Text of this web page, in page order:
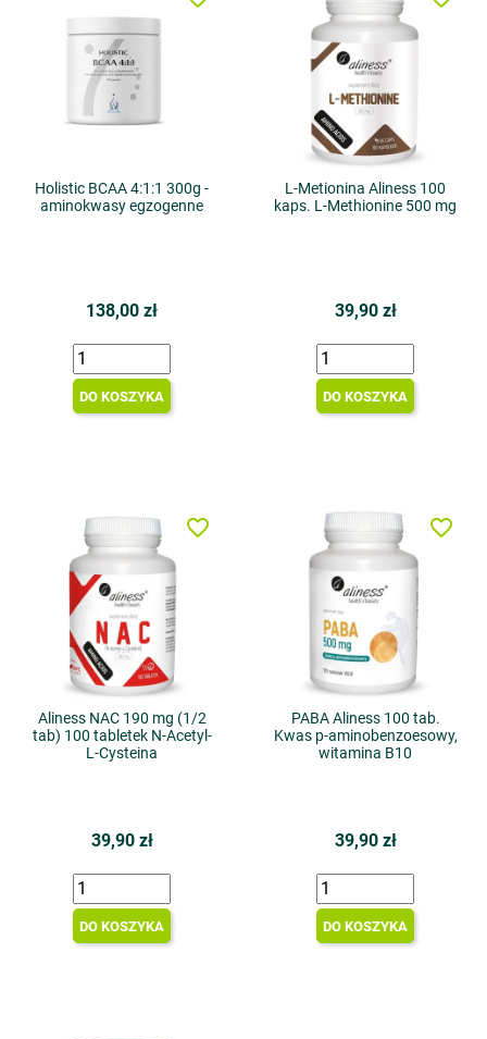
Holistic BCAA 4:1:1 300g -
aminokwasy egzogenne
138,00 zł
DO KOSZYKA
L-Metionina Aliness 100
kaps. L-Methionine 500 mg
39,90 zł
DO KOSZYKA
Aliness NAC 190 mg (1/2
tab) 100 tabletek N-Acetyl-
L-Cysteina
39,90 zł
DO KOSZYKA
favorite_border
PABA Aliness 100 tab.
Kwas p-aminobenzoesowy,
witamina B10
39,90 zł
DO KOSZYKA
favorite_border